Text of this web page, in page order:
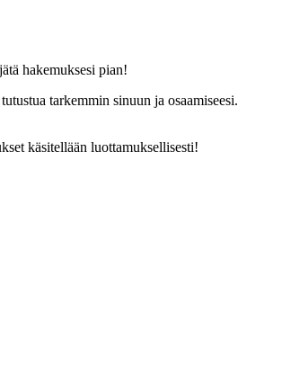
hakemuksesi pian!
tarkemmin sinuun ja osaamiseesi.
käsitellään luottamuksellisesti!